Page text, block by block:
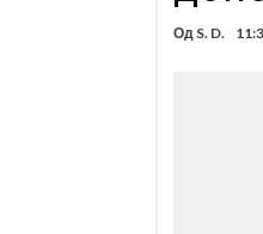
Од S. D.